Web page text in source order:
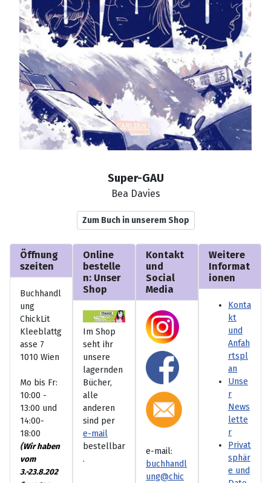
Super-GAU
Bea Davies
Zum Buch in unserem Shop
Öffnung
szeiten
Buchhandl
ung
ChickLit
Kleeblattg
asse 7
1010 Wien
Mo bis Fr:
10:00 -
13:00 und
14:00-
18:00
(Wir haben
vom
3.-23.8.202
Online
bestelle
n: Unser
Shop
Im Shop
seht ihr
unsere
lagernden
Bücher,
alle
anderen
sind per
e-mail
bestellbar
.
Kontakt
und
Social
Media
e-mail:
buchhandl
ung@chic
Weitere
Informat
ionen
Konta
kt
und
Anfah
rtspl
an
Unse
r
News
lette
r
Privat
sphär
e und